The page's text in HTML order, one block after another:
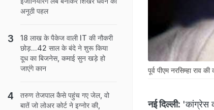
पूर्व पीएम नरसिम्हा राव
नई दिल्ली: 'कांग्रेस
अनूठी पहल
18 लाख के पैकेज वाली IT की नौकरी
छोड़...42 साल के बंदे ने शुरू किया
दूध का बिजनेस, कमाई सुन खड़े हो
जाएंगे कान
तरुण तेजपाल कैसे पहुंच गए जेल, वो
बातें जो लोअर कोर्ट ने इग्नोर की,